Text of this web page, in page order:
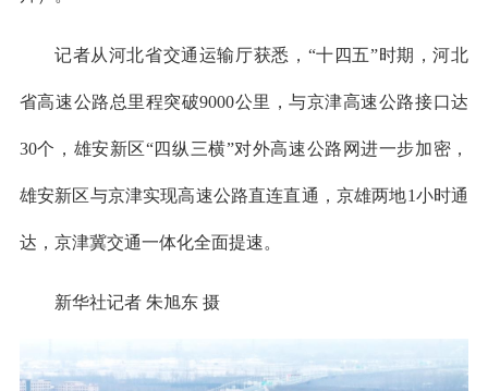
记者从河北省交通运输厅获悉，“十四五”时期，河北
省高速公路总里程突破9000公里，与京津高速公路接口达
30个，雄安新区“四纵三横”对外高速公路网进一步加密，
雄安新区与京津实现高速公路直连直通，京雄两地1小时通
达，京津冀交通一体化全面提速。
新华社记者 朱旭东 摄